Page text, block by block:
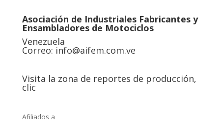
Asociación de Industriales Fabricantes y
Ensambladores de Motociclos
Venezuela
Correo: info@aifem.com.ve
Visita la zona de reportes de producción,
clic
Afiliados a